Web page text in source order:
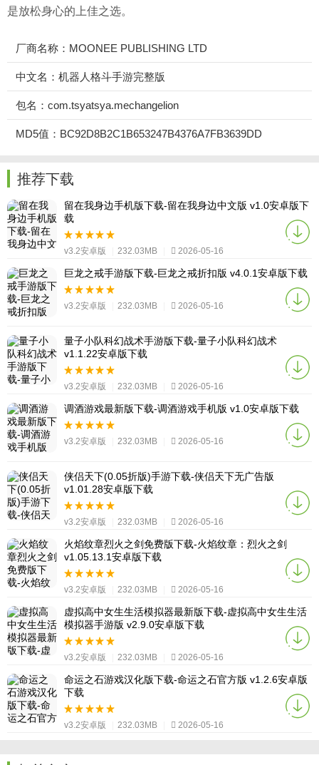
是放松身心的上佳之选。
厂商名称：MOONEE PUBLISHING LTD
中文名：机器人格斗手游完整版
包名：com.tsyatsya.mechangelion
MD5值：BC92D8B2C1B653247B4376A7FB3639DD
推荐下载
留在我身边手机版下载-留在我身边中文版 v1.0安卓版下
载
v3.2安卓版 232.03MB 2026-05-16
巨龙之戒手游版下载-巨龙之戒折扣版 v4.0.1安卓版下载
v3.2安卓版 232.03MB 2026-05-16
量子小队科幻战术手游版下载-量子小队科幻战术
v1.1.22安卓版下载
v3.2安卓版 232.03MB 2026-05-16
调酒游戏最新版下载-调酒游戏手机版 v1.0安卓版下载
v3.2安卓版 232.03MB 2026-05-16
侠侣天下(0.05折版)手游下载-侠侣天下无广告版
v1.01.28安卓版下载
v3.2安卓版 232.03MB 2026-05-16
火焰纹章烈火之剑免费版下载-火焰纹章：烈火之剑
v1.05.13.1安卓版下载
v3.2安卓版 232.03MB 2026-05-16
虚拟高中女生生活模拟器最新版下载-虚拟高中女生生活
模拟器手游版 v2.9.0安卓版下载
v3.2安卓版 232.03MB 2026-05-16
命运之石游戏汉化版下载-命运之石官方版 v1.2.6安卓版
下载
v3.2安卓版 232.03MB 2026-05-16